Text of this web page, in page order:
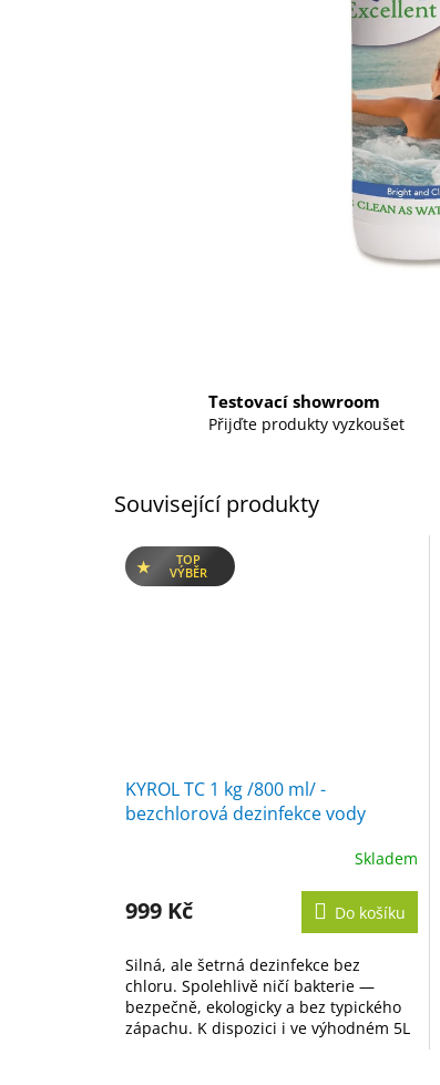
Testovací showroom
Přijďte produkty vyzkoušet
Související produkty
TOP
VÝBĚR
KYROL TC 1 kg /800 ml/ -
bezchlorová dezinfekce vody
produktu
je
z
5
hvězdiček.
Skladem
999 Kč Do košíku
Silná, ale šetrná dezinfekce bez
chloru. Spolehlivě ničí bakterie —
bezpečně, ekologicky a bez typického
zápachu. K dispozici i ve výhodném 5L